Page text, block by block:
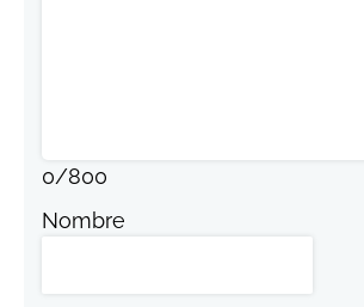
0/800
Nombre